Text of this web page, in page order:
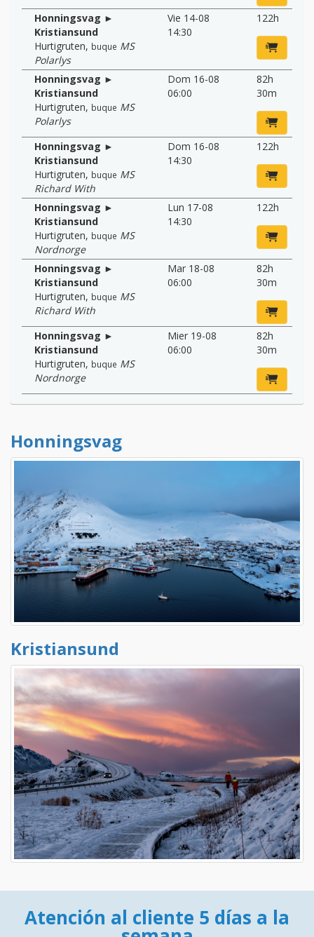
Honningsvag ►
Kristiansund
Hurtigruten, buque MS
Polarlys
Vie 14-08
14:30
122h
Honningsvag ►
Kristiansund
Hurtigruten, buque MS
Polarlys
Dom 16-08
06:00
82h
30m
Honningsvag ►
Kristiansund
Hurtigruten, buque MS
Richard With
Dom 16-08
14:30
122h
Honningsvag ►
Kristiansund
Hurtigruten, buque MS
Nordnorge
Lun 17-08
14:30
122h
Honningsvag ►
Kristiansund
Hurtigruten, buque MS
Richard With
Mar 18-08
06:00
82h
30m
Honningsvag ►
Kristiansund
Hurtigruten, buque MS
Nordnorge
Mier 19-08
06:00
82h
30m
Honningsvag
Kristiansund
Atención al cliente 5 días a la